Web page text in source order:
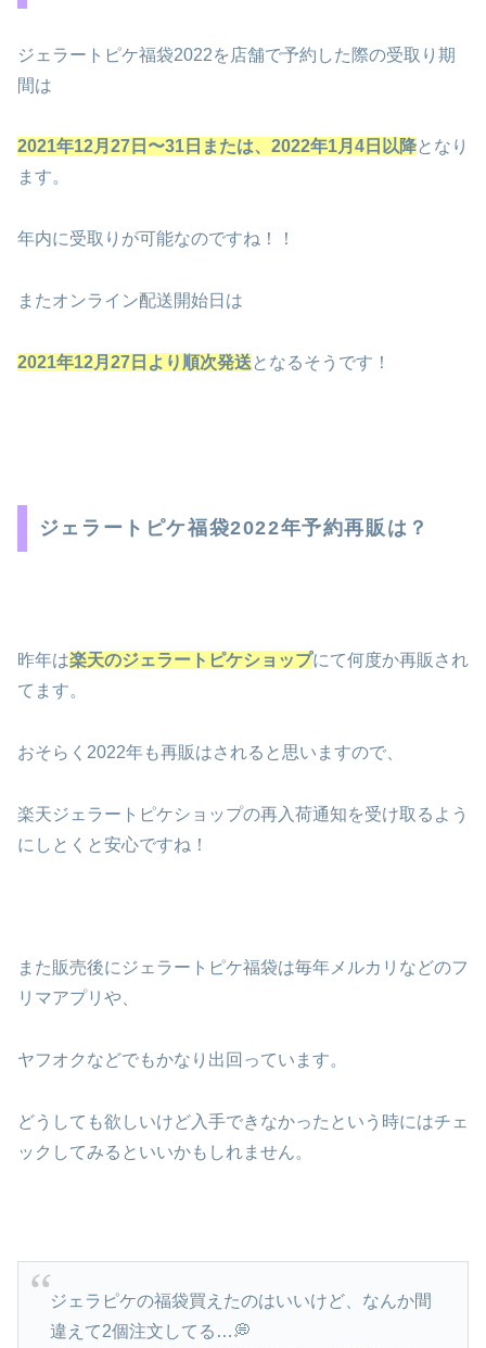
ジェラートピケ福袋2022を店舗で予約した際の受取り期
間は
2021年12月27日〜31日または、2022年1月4日以降となり
ます。
年内に受取りが可能なのですね！！
またオンライン配送開始日は
2021年12月27日より順次発送 となるそうです！
ジェラートピケ福袋2022年予約再販は？
昨年は楽天のジェラートピケショップにて何度か再販され
てます。
おそらく2022年も再販はされると思いますので、
楽天ジェラートピケショップの再入荷通知を受け取るよう
にしとくと安心ですね！
また販売後にジェラートピケ福袋は毎年メルカリなどのフ
リマアプリや、
ヤフオクなどでもかなり出回っています。
どうしても欲しいけど入手できなかったという時にはチェ
ックしてみるといいかもしれません。
ジェラピケの福袋買えたのはいいけど、なんか間
違えて2個注文してる…💭